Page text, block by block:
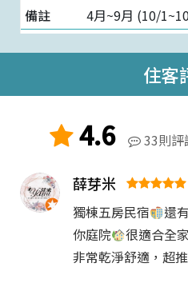
4月~9月 (10/
住客
4.6 33則評
薛芽米
獨棟五房民宿
還
你庭院
很適合全
非常乾淨舒適，超